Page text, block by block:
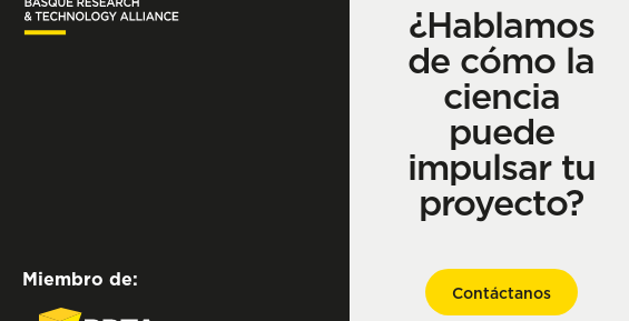
Miembro de:
¿Hablamos
de cómo la
ciencia
puede
impulsar tu
proyecto?
Contáctanos